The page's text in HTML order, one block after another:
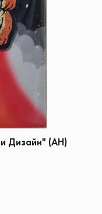
Дизайн" (АН)